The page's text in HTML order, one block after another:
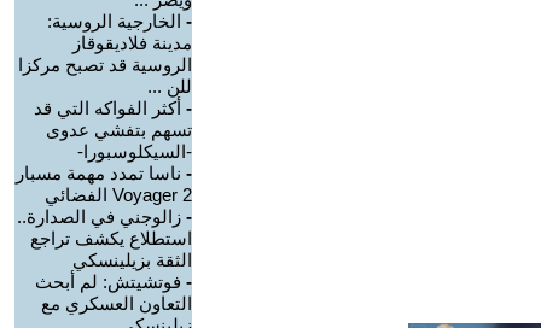
- الخارجية الروسية:
مدينة فلاديقوقاز
الروسية قد تصبح مركزا
للن ...
- أكثر الفواكه التي قد
تسهم بتفشي عدوى
-السيكلوسبورا-
- ناسا تمدد مهمة مسبار
Voyager 2 الفضائي
- زالوجني في الصدارة..
استطلاع يكشف تراجع
الثقة بزيلينسكي
- فوتشيتش: لم أبحث
التعاون العسكري مع